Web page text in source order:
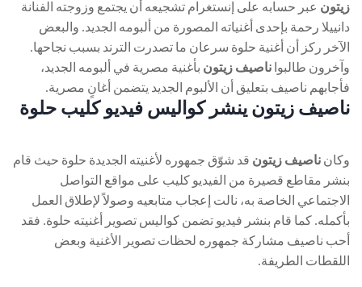
زيتون عبر حسابه على إنستغرام تشجيعه أن يجتمع وزوجته الفنانة
دانييلا رحمة بإحدى أغنياته المصورة من ألبومه الجديد. والبعض
الآخر ركز أن أغنية حلوة سرعان ما تصدرت الترند بسبب نجاحها.
وآخرون طالبوا ناصيف زيتون بأغنية مصرية في ألبومه الجديد،
فأجابهم ناصيف بتعليق أن الألبوم الجديد يتضمن أغانٍ مصرية.
ناصيف زيتون ينشر كواليس فيديو كليب حلوة
وكان ناصيف زيتون قد شوّق جمهوره لأغنيته الجديدة حلوة حيث قام
بنشر مقاطع قصيرة من الفيديو كليب على مواقع التواصل
الاجتماعي الخاصة به، نالت إعجاب متابعيه وصولاً لإطلاق العمل
بأكمله. كما قام بنشر فيديو تضمن كواليس تصوير أغنيته حلوة. فقد
أحب ناصيف مشاركة جمهوره لحظات تصوير الأغنية وبعض
اللقطات الطريفة.